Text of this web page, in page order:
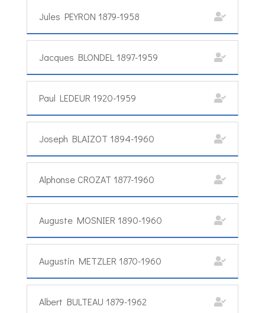
Jules PEYRON 1879-1958
Jacques BLONDEL 1897-1959
Paul LEDEUR 1920-1959
Joseph BLAIZOT 1894-1960
Alphonse CROZAT 1877-1960
Auguste MOSNIER 1890-1960
Augustin METZLER 1870-1960
Albert BULTEAU 1879-1962